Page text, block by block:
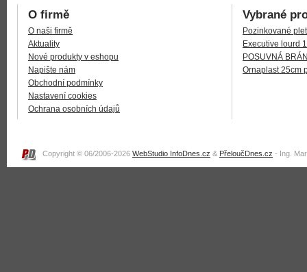
O firmě
O naši firmě
Aktuality
Nové produkty v eshopu
Napište nám
Obchodní podmínky
Nastavení cookies
Ochrana osobních údajů
Vybrané
Pozinkované
Executive lourd
POSUVNÁ
Ornaplast 25cm
Copyright © 06/2006-2026 WebStudio InfoDnes.cz & PřeloučDnes.cz - Ing.